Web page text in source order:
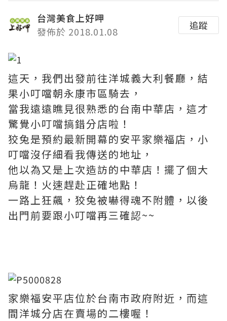
台灣美食上好呷
發佈於 2018.01.08
追蹤
這天，我們出發前往洋城義大利餐廳，結
果小叮噹朝永康市區騎去，
當我遠遠瞧見很熟悉的台南中華店，這才
驚覺小叮噹搞錯分店啦！
狡兔是預約最新開幕的安平家樂福店，小
叮噹沒仔細看我傳送的地址，
他以為又是上次造訪的中華店！擺了個大
烏龍！火速趕赴正確地點！
一路上狂飆，狡兔被嚇得魂不附體，以後
出門前要跟小叮噹再三確認~~
家樂福安平店位於台南市政府附近，而這
間洋城分店在賣場的二樓喔！